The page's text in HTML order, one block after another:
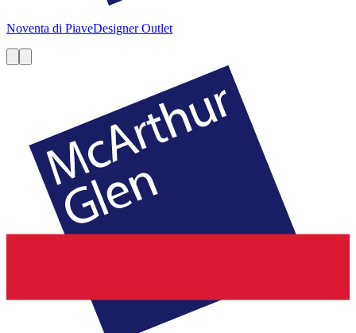
Noventa di PiaveDesigner Outlet